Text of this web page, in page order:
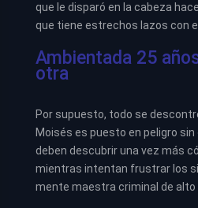
que le disparó en la cabeza
que tiene estrechos lazos con
Ambientada 25
otra
Por supuesto, todo se
Moisés es puesto en peligro sin
deben descubrir una vez más
mientras intentan frustrar los
mente maestra criminal de alto